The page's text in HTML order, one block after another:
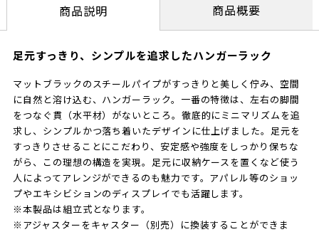
商品説明 商品概要
足元すっきり、シンプルを追求したハンガーラック
マットブラックのスチールパイプがすっきりと美しく佇み、空間
に自然と溶け込む、ハンガーラック。一番の特徴は、左右の脚間
をつなぐ貫（水平材）がないところ。徹底的にミニマリズムを追
求し、シンプルかつ落ち着いたデザインに仕上げました。足元を
すっきりさせることにこだわり、安定感や強度をしっかり保ちな
がら、この理想の構造を実現。足元に収納ケースを置くなど使う
人によってアレンジができるのも魅力です。アパレル等のショッ
プやエキシビションのディスプレイでも活躍します。
※本製品は組立式となります。
※アジャスターをキャスター（別売）に換装することができま